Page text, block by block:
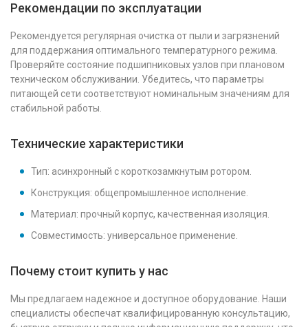
Рекомендации по эксплуатации
Рекомендуется регулярная очистка от пыли и загрязнений
для поддержания оптимального температурного режима.
Проверяйте состояние подшипниковых узлов при плановом
техническом обслуживании. Убедитесь, что параметры
питающей сети соответствуют номинальным значениям для
стабильной работы.
Технические характеристики
Тип: асинхронный с короткозамкнутым ротором.
Конструкция: общепромышленное исполнение.
Материал: прочный корпус, качественная изоляция.
Совместимость: универсальное применение.
Почему стоит купить у нас
Мы предлагаем надежное и доступное оборудование. Наши
специалисты обеспечат квалифицированную консультацию,